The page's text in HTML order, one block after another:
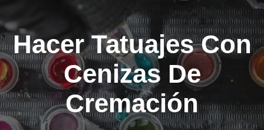
Hacer Tatuajes Con
Cenizas De
Cremación